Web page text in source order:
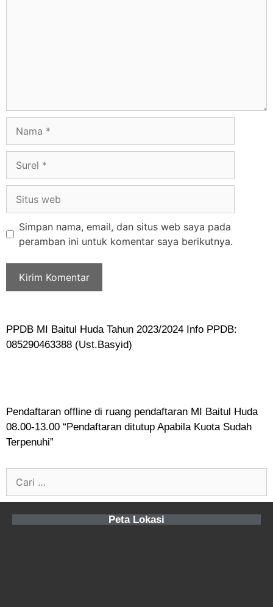
Simpan nama, email, dan situs web saya pada
peramban ini untuk komentar saya berikutnya.
PPDB MI Baitul Huda Tahun 2023/2024 Info PPDB:
085290463388 (Ust.Basyid)
Pendaftaran offline di ruang pendaftaran MI Baitul Huda
08.00-13.00 “Pendaftaran ditutup Apabila Kuota Sudah
Terpenuhi”
Peta Lokasi